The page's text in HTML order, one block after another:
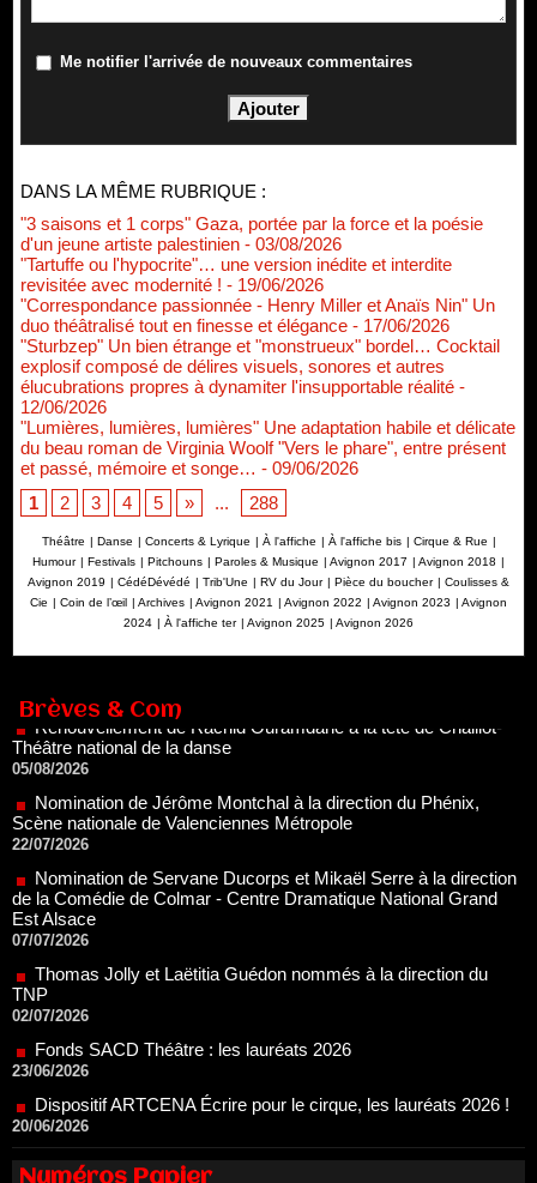
Me notifier l'arrivée de nouveaux commentaires
DANS LA MÊME RUBRIQUE :
"3 saisons et 1 corps" Gaza, portée par la force et la poésie
d'un jeune artiste palestinien - 03/08/2026
"Tartuffe ou l'hypocrite"… une version inédite et interdite
revisitée avec modernité ! - 19/06/2026
"Correspondance passionnée - Henry Miller et Anaïs Nin" Un
duo théâtralisé tout en finesse et élégance - 17/06/2026
"Sturbzep" Un bien étrange et "monstrueux" bordel… Cocktail
explosif composé de délires visuels, sonores et autres
élucubrations propres à dynamiter l'insupportable réalité -
12/06/2026
"Lumières, lumières, lumières" Une adaptation habile et délicate
du beau roman de Virginia Woolf "Vers le phare", entre présent
et passé, mémoire et songe… - 09/06/2026
1
2 3 4 5 » ... 288
Théâtre | Danse | Concerts & Lyrique | À l'affiche | À l'affiche bis | Cirque & Rue |
Humour | Festivals | Pitchouns | Paroles & Musique | Avignon 2017 | Avignon 2018 |
Avignon 2019 | CédéDévédé | Trib'Une | RV du Jour | Pièce du boucher | Coulisses &
Cie | Coin de l’œil | Archives | Avignon 2021 | Avignon 2022 | Avignon 2023 | Avignon
2024 | À l'affiche ter | Avignon 2025 | Avignon 2026
Brèves & Com
Théâtre national de la danse
Nomination de Jérôme Montchal à la direction du Phénix,
Scène nationale de Valenciennes Métropole
22/07/2026
Nomination de Servane Ducorps et Mikaël Serre à la direction
de la Comédie de Colmar - Centre Dramatique National Grand
Est Alsace
Thomas Jolly et Laëtitia Guédon nommés à la direction du
TNP
02/07/2026
Fonds SACD Théâtre : les lauréats 2026
23/06/2026
Dispositif ARTCENA Écrire pour le cirque, les lauréats 2026 !
20/06/2026
Le palmarès des prix SACD 2026
18/06/2026
Les 10 lauréats du Fonds Grandes Formes Théâtre 2026
SACD
13/06/2026
Numéros Papier